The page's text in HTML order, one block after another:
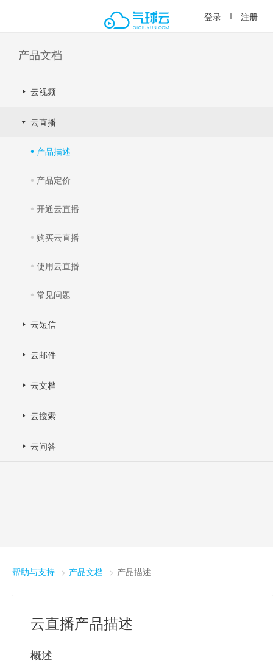
登录 注册
产品文档
云视频
云直播
产品描述
产品定价
开通云直播
购买云直播
使用云直播
常见问题
云短信
云邮件
云文档
云搜索
云问答
帮助与支持 产品文档 产品描述
云直播产品描述
概述